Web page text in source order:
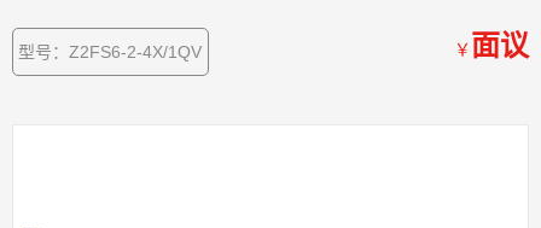
型号：Z2FS6-2-4X/1QV ￥ 面议